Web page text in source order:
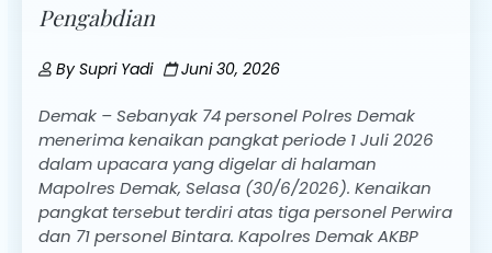
Pengabdian
BySupri Yadi Juni 30, 2026
Demak – Sebanyak 74 personel Polres Demak
menerima kenaikan pangkat periode 1 Juli 2026
dalam upacara yang digelar di halaman
Mapolres Demak, Selasa (30/6/2026). Kenaikan
pangkat tersebut terdiri atas tiga personel Perwira
dan 71 personel Bintara. Kapolres Demak AKBP